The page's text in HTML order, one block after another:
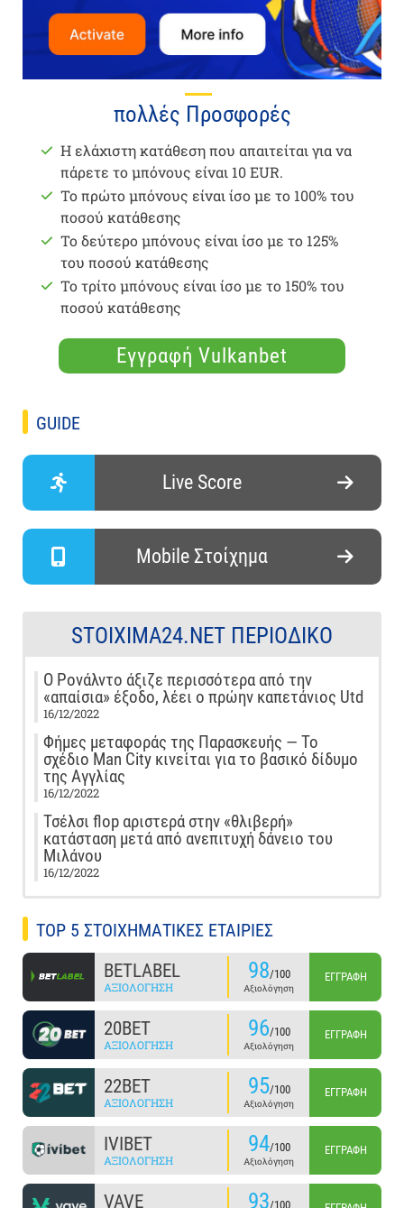
πολλές Προσφορές
Η ελάχιστη κατάθεση που απαιτείται για να
πάρετε το μπόνους είναι 10 EUR.
Το πρώτο μπόνους είναι ίσο με το 100% του
ποσού κατάθεσης
Το δεύτερο μπόνους είναι ίσο με το 125%
του ποσού κατάθεσης
Το τρίτο μπόνους είναι ίσο με το 150% του
ποσού κατάθεσης
Εγγραφή Vulkanbet
GUIDE
Live Score
Mobile Στοίχημα
STOIXIMA24.NET ΠΕΡΙΟΔΙΚΌ
Ο Ρονάλντο άξιζε περισσότερα από την
«απαίσια» έξοδο, λέει ο πρώην καπετάνιος Utd
16/12/2022
Φήμες μεταφοράς της Παρασκευής — Το
σχέδιο Man City κινείται για το βασικό δίδυμο
της Αγγλίας
16/12/2022
Τσέλσι flop αριστερά στην «θλιβερή»
κατάσταση μετά από ανεπιτυχή δάνειο του
Μιλάνου
16/12/2022
TOP 5 ΣΤΟΙΧΗΜΑΤΙΚΕΣ ΕΤΑΙΡΙΕΣ
BETLABEL
ΑΞΙΟΛΌΓΗΣΗ
98/100
Αξιολόγηση
ΕΓΓΡΑΦΉ
20BET
ΑΞΙΟΛΌΓΗΣΗ
96/100
Αξιολόγηση
ΕΓΓΡΑΦΉ
22BET
ΑΞΙΟΛΌΓΗΣΗ
95/100
Αξιολόγηση
ΕΓΓΡΑΦΉ
IVIBET
ΑΞΙΟΛΌΓΗΣΗ
94/100
Αξιολόγηση
ΕΓΓΡΑΦΉ
VAVE 93/100